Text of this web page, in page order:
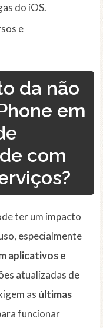
do iOS.
e
da não
em
com
ter um impacto
especialmente
aplicativos e
atualizadas de
as últimas
funcionar